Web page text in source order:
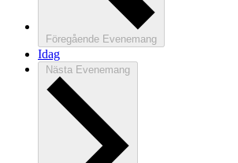
Föregående Evenemang
Idag
Nästa Evenemang